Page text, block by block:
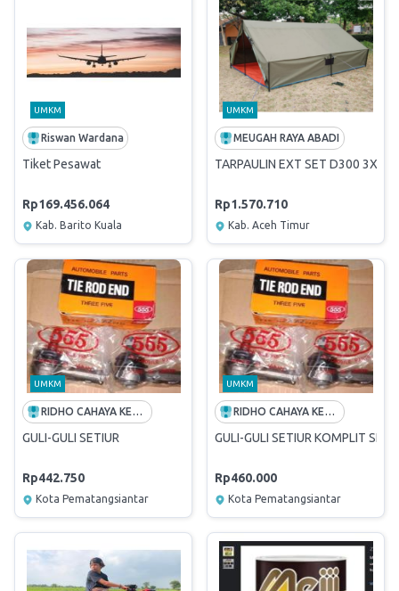
UMKM
Riswan Wardana
Tiket Pesawat
Rp169.456.064
Kab. Barito Kuala
UMKM
MEUGAH RAYA ABADI
TARPAULIN EXT SET D300
Rp1.570.710
Kab. Aceh Timur
UMKM
RIDHO CAHAYA KEKAL
GULI-GULI SETIUR
Rp442.750
Kota Pematangsiantar
UMKM
RIDHO CAHAYA KEKAL
GULI-GULI SETIUR KOMPLIT
Rp460.000
Kota Pematangsiantar